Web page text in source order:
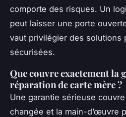
comporte des risques. Un
peut laisser une porte
vaut privilégier des solutions
sécurisées.
Que couvre exactement la
réparation de carte mère ?
Une garantie sérieuse
changée et la main-d’œuvre